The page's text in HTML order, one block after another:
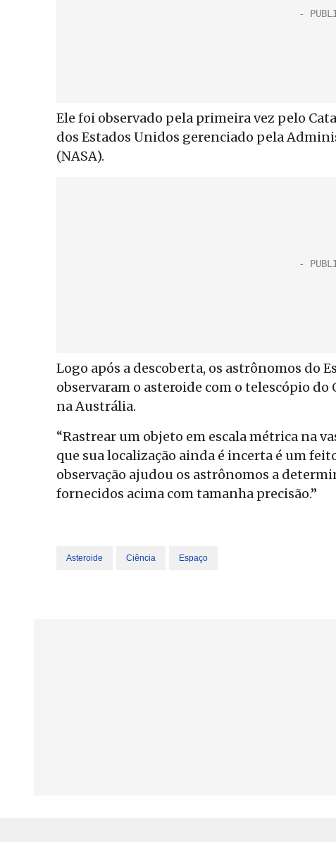
Ele foi observado pela primeira vez pelo
dos Estados Unidos gerenciado pela
(NASA).
Logo após a descoberta, os astrônomos do
observaram o asteroide com o telescópio
na Austrália.
“Rastrear um objeto em escala métrica na
que sua localização ainda é incerta é um
observação ajudou os astrônomos a
fornecidos acima com tamanha precisão.”
Asteroide Ciência Espaço